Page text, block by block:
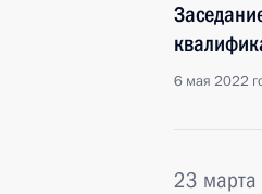
6 мая 2022
23 марта